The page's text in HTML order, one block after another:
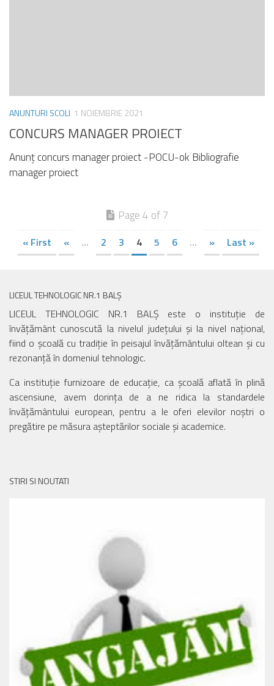
ANUNTURI SCOLI 1 NOIEMBRIE 2021
CONCURS MANAGER PROIECT
Anunț concurs manager proiect -POCU-ok Bibliografie
manager proiect
Page 4 of 7
« First « ... 2 3 4 5 6 ... » Last »
LICEUL TEHNOLOGIC NR.1 BALȘ
LICEUL TEHNOLOGIC NR.1 BALȘ este o instituție de
învățământ cunoscută la nivelul județului și la nivel național,
fiind o școală cu tradiție în peisajul învățământului oltean și cu
rezonanță în domeniul tehnologic.
Ca instituție furnizoare de educație, ca școală aflată în plină
ascensiune, avem dorința de a ne ridica la standardele
învățământului european, pentru a le oferi elevilor noștri o
pregătire pe măsura așteptărilor sociale și academice.
STIRI SI NOUTATI